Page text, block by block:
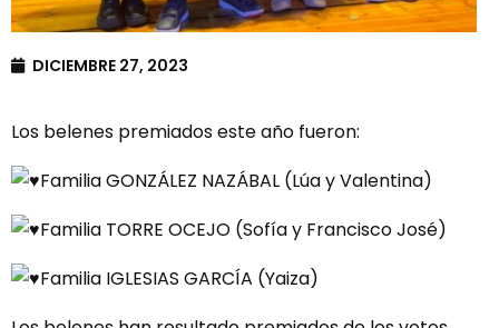
DICIEMBRE 27, 2023
Los belenes premiados este año fueron:
Familia GONZÁLEZ NAZÁBAL (Lúa y Valentina)
Familia TORRE OCEJO (Sofía y Francisco José)
Familia IGLESIAS GARCÍA (Yaiza)